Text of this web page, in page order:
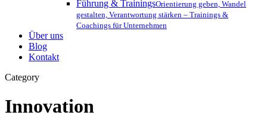
Führung & TrainingsOrientierung geben, Wandel
gestalten, Verantwortung stärken – Trainings &
Coachings für Unternehmen
Über uns
Blog
Kontakt
Category
Innovation